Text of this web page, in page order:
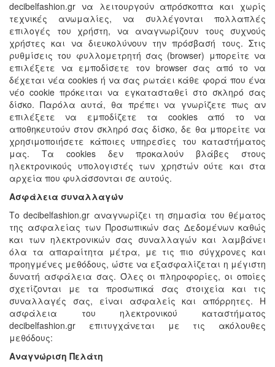
decibelfashion.gr να λειτουργούν απρόσκοπτα και χωρίς
τεχνικές ανωμαλίες, να συλλέγονται πολλαπλές
επιλογές του χρήστη, να αναγνωρίζουν τους συχνούς
χρήστες και να διευκολύνουν την πρόσβασή τους. Στις
ρυθμίσεις του φυλλομετρητή σας (browser) μπορείτε να
επιλέξετε να εμποδίσετε τον browser σας από το να
δέχεται νέα cookies ή να σας ρωτάει κάθε φορά που ένα
νέο cookie πρόκειται να εγκατασταθεί στο σκληρό σας
δίσκο. Παρόλα αυτά, θα πρέπει να γνωρίζετε πως αν
επιλέξετε να εμποδίζετε τα cookies από το να
αποθηκευτούν στον σκληρό σας δίσκο, δε θα μπορείτε να
χρησιμοποιήσετε κάποιες υπηρεσίες του καταστήματος
μας. Τα cookies δεν προκαλούν βλάβες στους
ηλεκτρονικούς υπολογιστές των χρηστών ούτε και στα
αρχεία που φυλάσσονται σε αυτούς.
Ασφάλεια συναλλαγών
Το decibelfashion.gr αναγνωρίζει τη σημασία του θέματος
της ασφαλείας των Προσωπικών σας Δεδομένων καθώς
και των ηλεκτρονικών σας συναλλαγών και λαμβάνει
όλα τα απαραίτητα μέτρα, με τις πιο σύγχρονες και
προηγμένες μεθόδους, ώστε να εξασφαλίζεται η μέγιστη
δυνατή ασφάλεια σας. Όλες οι πληροφορίες, οι οποίες
σχετίζονται με τα προσωπικά σας στοιχεία και τις
συναλλαγές σας, είναι ασφαλείς και απόρρητες. Η
ασφάλεια του ηλεκτρονικού καταστήματος
decibelfashion.gr επιτυγχάνεται με τις ακόλουθες
μεθόδους:
Αναγνώριση Πελάτη